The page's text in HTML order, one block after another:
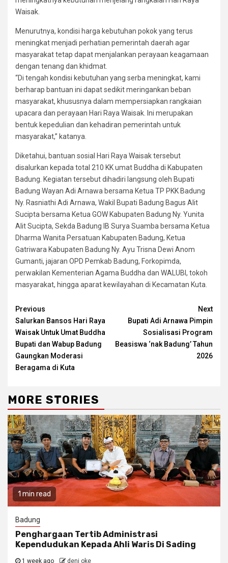
Waisak.
Menurutnya, kondisi harga kebutuhan pokok yang terus
meningkat menjadi perhatian pemerintah daerah agar
masyarakat tetap dapat menjalankan perayaan keagamaan
dengan tenang dan khidmat.
“Di tengah kondisi kebutuhan yang serba meningkat, kami
berharap bantuan ini dapat sedikit meringankan beban
masyarakat, khususnya dalam mempersiapkan rangkaian
upacara dan perayaan Hari Raya Waisak. Ini merupakan
bentuk kepedulian dan kehadiran pemerintah untuk
masyarakat,” katanya.
Diketahui, bantuan sosial Hari Raya Waisak tersebut
disalurkan kepada total 210 KK umat Buddha di Kabupaten
Badung. Kegiatan tersebut dihadiri langsung oleh Bupati
Badung Wayan Adi Arnawa bersama Ketua TP PKK Badung
Ny. Rasniathi Adi Arnawa, Wakil Bupati Badung Bagus Alit
Sucipta bersama Ketua GOW Kabupaten Badung Ny. Yunita
Alit Sucipta, Sekda Badung IB Surya Suamba bersama Ketua
Dharma Wanita Persatuan Kabupaten Badung, Ketua
Gatriwara Kabupaten Badung Ny. Ayu Trisna Dewi Anom
Gumanti, jajaran OPD Pemkab Badung, Forkopimda,
perwakilan Kementerian Agama Buddha dan WALUBI, tokoh
masyarakat, hingga aparat kewilayahan di Kecamatan Kuta.
Continue
Reading
Previous
Salurkan Bansos Hari Raya
Waisak Untuk Umat Buddha
Bupati dan Wabup Badung
Gaungkan Moderasi
Beragama di Kuta
Next
Bupati Adi Arnawa Pimpin
Sosialisasi Program
Beasiswa ‘nak Badung’ Tahun
2026
MORE STORIES
1 min read
Badung
Penghargaan Tertib Administrasi
Kependudukan Kepada Ahli Waris Di Sading
1 week ago deni oke